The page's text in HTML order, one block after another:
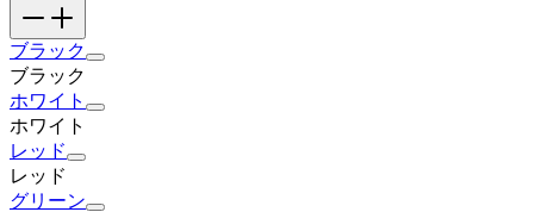
ブラック
ブラック
ホワイト
ホワイト
レッド
レッド
グリーン